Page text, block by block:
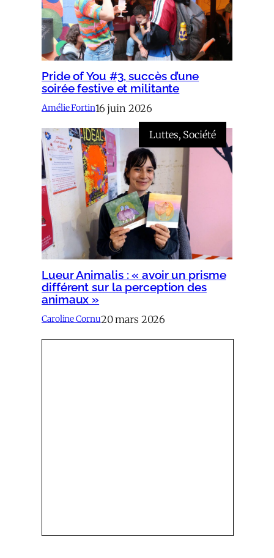
Pride of You #3, succès d’une
soirée festive et militante
Amélie Fortin16 juin 2026
Luttes, Société
Lueur Animalis : « avoir un prisme
différent sur la perception des
animaux »
Caroline Cornu20 mars 2026